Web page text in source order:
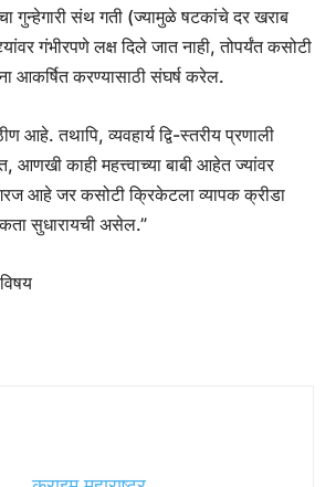
गुन्हेगारी संथ गती (ज्यामुळे षटकांचे दर खराब
गंभीरपणे लक्ष दिले जात नाही, तोपर्यंत कसोटी
आकर्षित करण्यासाठी संघर्ष करेल.
आहे. तथापि, व्यवहार्य द्वि-स्तरीय प्रणाली
आणखी काही महत्त्वाच्या बाबी आहेत ज्यांवर
आहे जर कसोटी क्रिकेटला व्यापक क्रीडा
सुधारायची असेल.”